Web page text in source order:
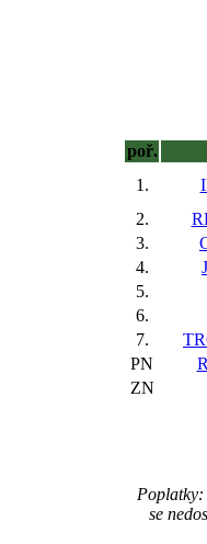
poř.
1.
2.
3.
4.
5.
6.
7.
PN
ZN
se